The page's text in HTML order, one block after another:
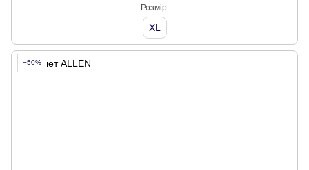
Розмір
XL
−50%